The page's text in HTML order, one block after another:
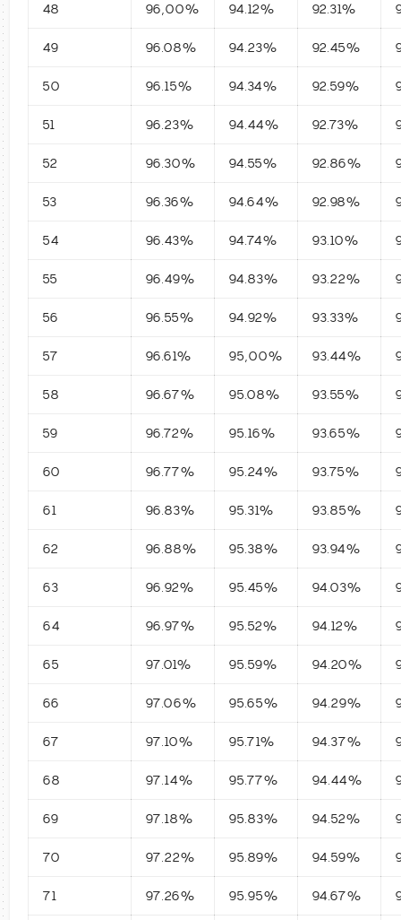
48 96,00% 94.12% 92.31%
49 96.08% 94.23% 92.45%
50 96.15% 94.34% 92.59%
51 96.23% 94.44% 92.73%
52 96.30% 94.55% 92.86%
53 96.36% 94.64% 92.98%
54 96.43% 94.74% 93.10%
55 96.49% 94.83% 93.22%
56 96.55% 94.92% 93.33%
57 96.61% 95,00% 93.44%
58 96.67% 95.08% 93.55%
59 96.72% 95.16% 93.65%
60 96.77% 95.24% 93.75%
61 96.83% 95.31% 93.85%
62 96.88% 95.38% 93.94%
63 96.92% 95.45% 94.03%
64 96.97% 95.52% 94.12%
65 97.01% 95.59% 94.20%
66 97.06% 95.65% 94.29%
67 97.10% 95.71% 94.37%
68 97.14% 95.77% 94.44%
69 97.18% 95.83% 94.52%
70 97.22% 95.89% 94.59%
71 97.26% 95.95% 94.67%